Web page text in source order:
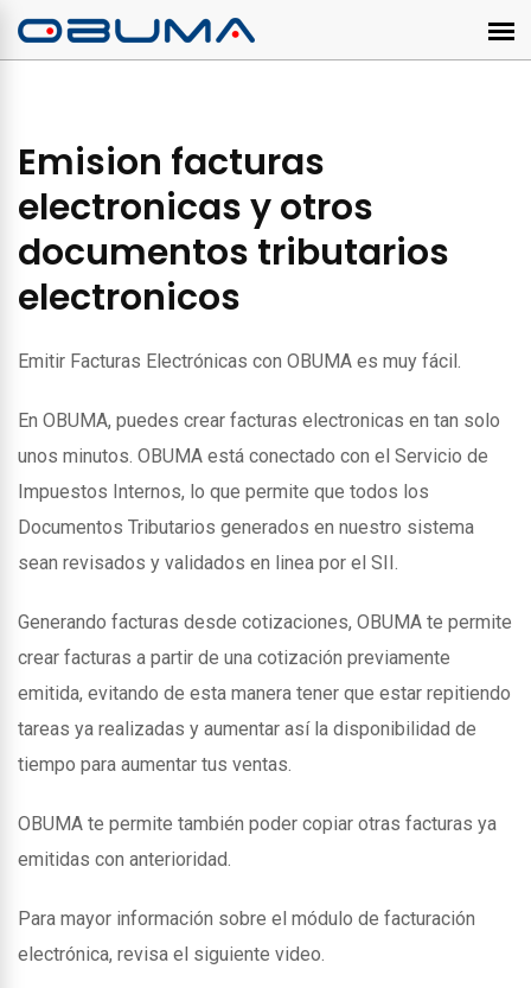
Emision facturas
electronicas y otros
documentos tributarios
electronicos
Emitir Facturas Electrónicas con OBUMA es muy fácil.
En OBUMA, puedes crear facturas electronicas en tan solo
unos minutos. OBUMA está conectado con el Servicio de
Impuestos Internos, lo que permite que todos los
Documentos Tributarios generados en nuestro sistema
sean revisados y validados en linea por el SII.
Generando facturas desde cotizaciones, OBUMA te permite
crear facturas a partir de una cotización previamente
emitida, evitando de esta manera tener que estar repitiendo
tareas ya realizadas y aumentar así la disponibilidad de
tiempo para aumentar tus ventas.
OBUMA te permite también poder copiar otras facturas ya
emitidas con anterioridad.
Para mayor información sobre el módulo de facturación
electrónica, revisa el siguiente video.